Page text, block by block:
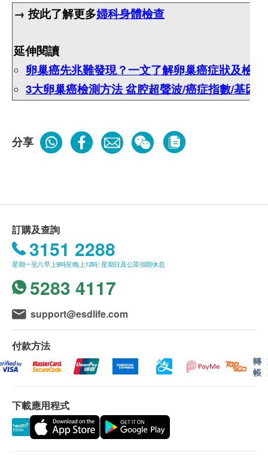
→ 按此了解更多婦科身體檢查
延伸閱讀
卵巢癌先兆難發現？一文了解卵巢癌症狀及檢測
3大卵巢癌檢測方法 盆腔超聲波/癌症指數/基因
分享
訂購及查詢
3151 2288
星期一至六早上9時至晚上12時; 星期日及公眾假期休息
5283 4117
support@esdlife.com
付款方法
轉
帳
下載應用程式